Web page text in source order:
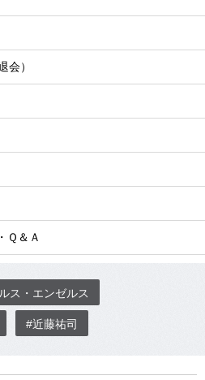
会）
Ｑ＆Ａ
ス・エンゼルス
#近藤祐司